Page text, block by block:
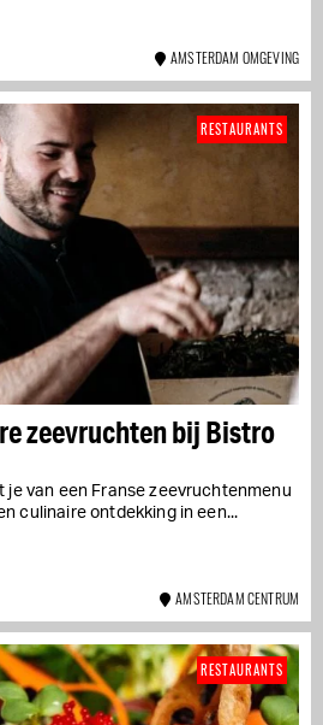
AMSTERDAM OMGEVING
zeevruchten bij Bistro
je van een Franse zeevruchtenmenu
culinaire ontdekking in een...
RESTAURANTS
AMSTERDAM CENTRUM
RESTAURANTS